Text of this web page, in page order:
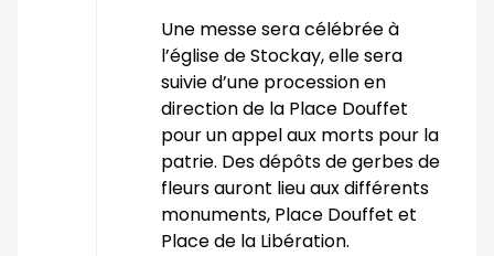
Une messe sera célébrée à
l’église de Stockay, elle sera
suivie d’une procession en
direction de la Place Douffet
pour un appel aux morts pour la
patrie. Des dépôts de gerbes de
fleurs auront lieu aux différents
monuments, Place Douffet et
Place de la Libération.